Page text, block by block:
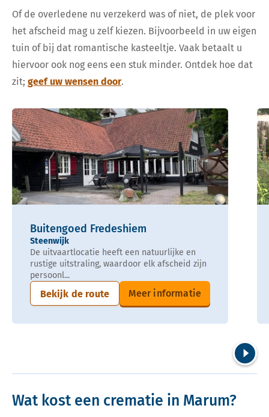
Of de overledene nu verzekerd was of niet, de plek voor
het afscheid mag u zelf kiezen. Bijvoorbeeld in uw eigen
tuin of bij dat romantische kasteeltje. Vaak betaalt u
hiervoor ook nog eens een stuk minder. Ontdek hoe dat
zit; geef uw wensen door.
Buitengoed Fredeshiem
Steenwijk
De uitvaartlocatie heeft een natuurlijke en
rustige uitstraling, waardoor elk afscheid zijn
persoonl...
Bekijk de route Meer informatie
Wat kost een crematie in Marum?